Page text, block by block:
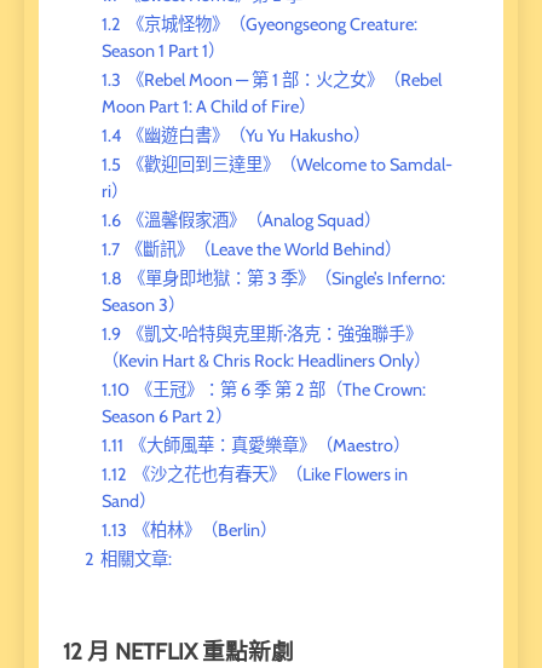
1.2
《京城怪物》（Gyeongseong Creature:
Season 1 Part 1）
1.3
《Rebel Moon — 第 1 部：火之女》（Rebel
Moon Part 1: A Child of Fire）
1.4
《幽遊白書》（Yu Yu Hakusho）
1.5
《歡迎回到三達里》（Welcome to Samdal-
ri）
1.6
《溫馨假家酒》（Analog Squad）
1.7
《斷訊》（Leave the World Behind）
1.8
《單身即地獄：第 3 季》（Single’s Inferno:
Season 3）
1.9
《凱文·哈特與克里斯·洛克：強強聯手》
（Kevin Hart & Chris Rock: Headliners Only）
1.10
《王冠》：第 6 季 第 2 部（The Crown:
Season 6 Part 2）
1.11
《大師風華：真愛樂章》（Maestro）
1.12
《沙之花也有春天》（Like Flowers in
Sand）
1.13
《柏林》（Berlin）
2 相關文章:
12 月 NETFLIX 重點新劇